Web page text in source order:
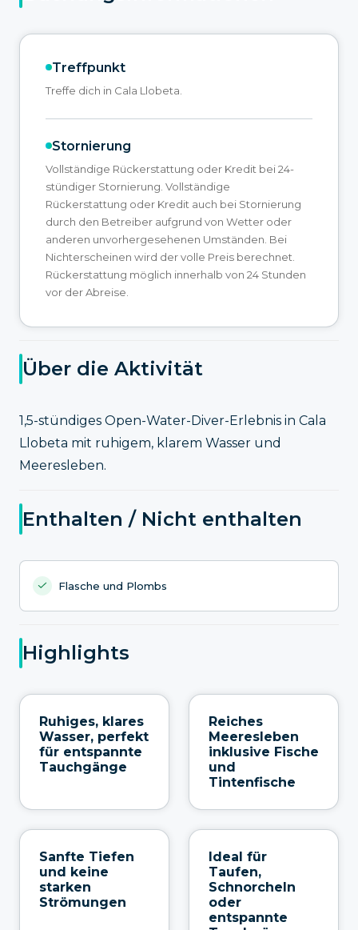
Treffpunkt
Treffe dich in Cala Llobeta.
Stornierung
Vollständige Rückerstattung oder Kredit bei 24-
stündiger Stornierung. Vollständige
Rückerstattung oder Kredit auch bei Stornierung
durch den Betreiber aufgrund von Wetter oder
anderen unvorhergesehenen Umständen. Bei
Nichterscheinen wird der volle Preis berechnet.
Rückerstattung möglich innerhalb von 24 Stunden
vor der Abreise.
Über die Aktivität
1,5-stündiges Open-Water-Diver-Erlebnis in Cala
Llobeta mit ruhigem, klarem Wasser und
Meeresleben.
Enthalten / Nicht enthalten
Flasche und Plombs
Highlights
Ruhiges, klares
Wasser, perfekt
für entspannte
Tauchgänge
Reiches
Meeresleben
inklusive Fische
und
Tintenfische
Sanfte Tiefen
und keine
starken
Strömungen
Ideal für
Taufen,
Schnorcheln
oder
entspannte